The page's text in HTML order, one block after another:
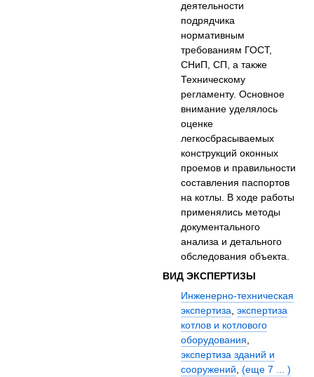
деятельности
подрядчика
нормативным
требованиям ГОСТ,
СНиП, СП, а также
Техническому
регламенту. Основное
внимание уделялось
оценке
легкосбрасываемых
конструкций оконных
проемов и правильности
составления паспортов
на котлы. В ходе работы
применялись методы
документального
анализа и детального
обследования объекта.
ВИД ЭКСПЕРТИЗЫ
Инженерно-техническая
экспертиза,экспертиза
котлов и котлового
оборудования,
экспертиза зданий и
сооружений,(еще 7 ... )